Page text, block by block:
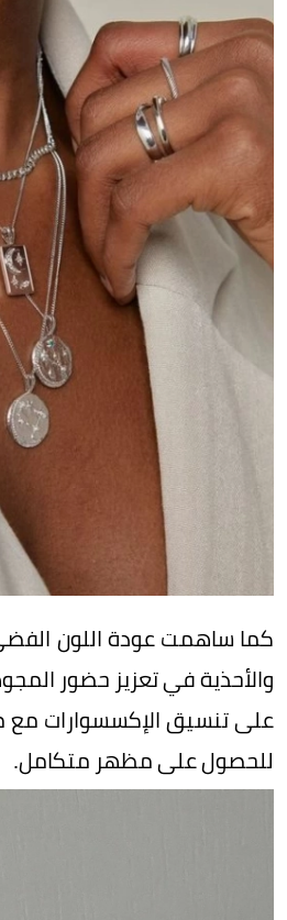
كما ساهمت عودة اللون الفضي
والأحذية في تعزيز حضور
على تنسيق الإكسسوارات مع
للحصول على مظهر متكامل.